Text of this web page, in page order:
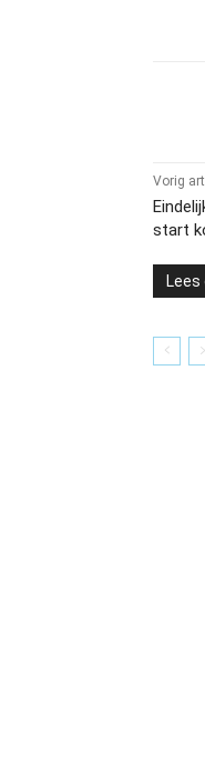
Vorig
start
Lees